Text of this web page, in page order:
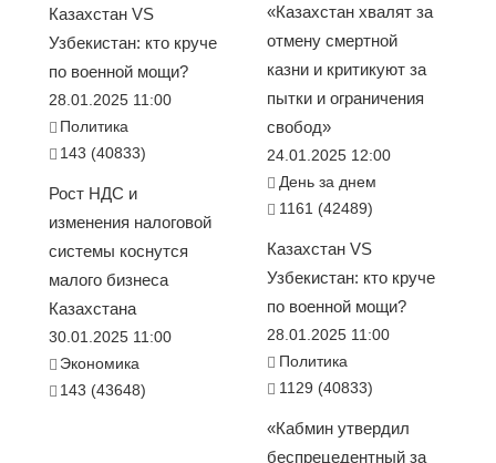
Казахстан VS
Узбекистан: кто круче
по военной мощи?
28.01.2025 11:00
Политика
143 (40833)
Рост НДС и
изменения налоговой
системы коснутся
малого бизнеса
Казахстана
30.01.2025 11:00
Экономика
143 (43648)
«Казахстан хвалят за
отмену смертной
казни и критикуют за
пытки и ограничения
свобод»
24.01.2025 12:00
День за днем
1161 (42489)
Казахстан VS
Узбекистан: кто круче
по военной мощи?
28.01.2025 11:00
Политика
1129 (40833)
«Кабмин утвердил
беспрецедентный за